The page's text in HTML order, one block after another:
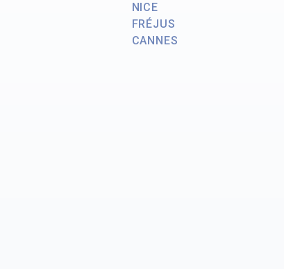
NICE
FRÉJUS
CANNES